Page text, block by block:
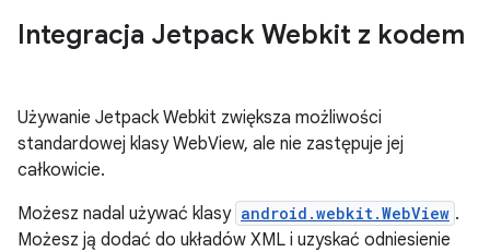
Integracja Jetpack Webkit z kodem
Używanie Jetpack Webkit zwiększa możliwości
standardowej klasy WebView, ale nie zastępuje jej
całkowicie.
Możesz nadal używać klasy android.webkit.WebView .
Możesz ją dodać do układów XML i uzyskać odniesienie